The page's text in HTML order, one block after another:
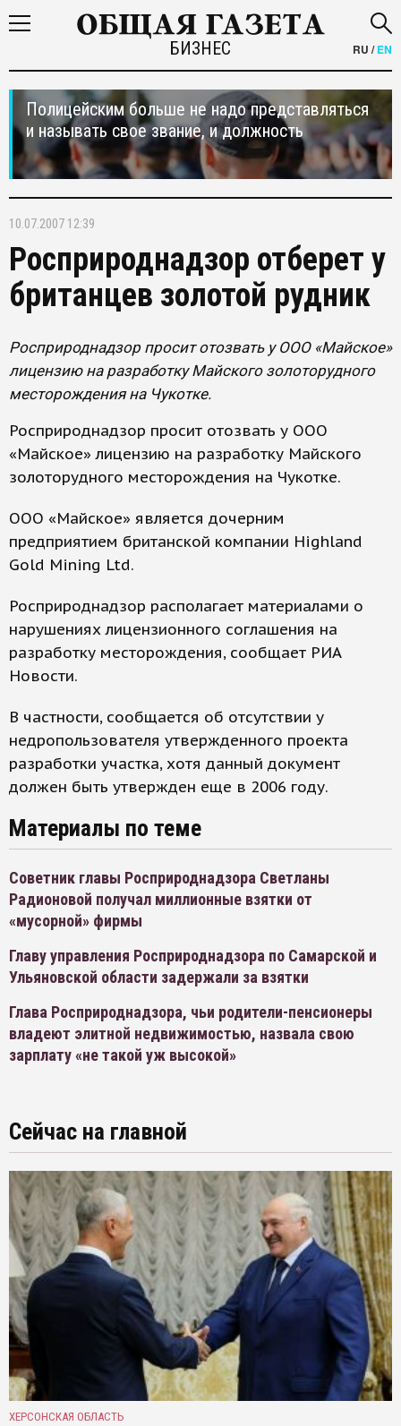
БИЗНЕС RU /EN
Полицейским больше не надо представляться
и называть свое звание, и должность
10.07.2007 12:39
Росприроднадзор отберет у
британцев золотой рудник
Росприроднадзор просит отозвать у ООО «Майское»
лицензию на разработку Майского золоторудного
месторождения на Чукотке.
Росприроднадзор просит отозвать у ООО
«Майское» лицензию на разработку Майского
золоторудного месторождения на Чукотке.
ООО «Майское» является дочерним
предприятием британской компании Highland
Gold Mining Ltd.
Росприроднадзор располагает материалами о
нарушениях лицензионного соглашения на
разработку месторождения, сообщает РИА
Новости.
В частности, сообщается об отсутствии у
недропользователя утвержденного проекта
разработки участка, хотя данный документ
должен быть утвержден еще в 2006 году.
Материалы по теме
Советник главы Росприроднадзора Светланы
Радионовой получал миллионные взятки от
«мусорной» фирмы
Главу управления Росприроднадзора по Самарской и
Ульяновской области задержали за взятки
Глава Росприроднадзора, чьи родители-пенсионеры
владеют элитной недвижимостью, назвала свою
зарплату «не такой уж высокой»
Сейчас на главной
ХЕРСОНСКАЯ ОБЛАСТЬ